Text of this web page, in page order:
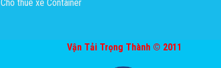
Cho thuê xe Container
Vận Tải Trọng Thành © 2011